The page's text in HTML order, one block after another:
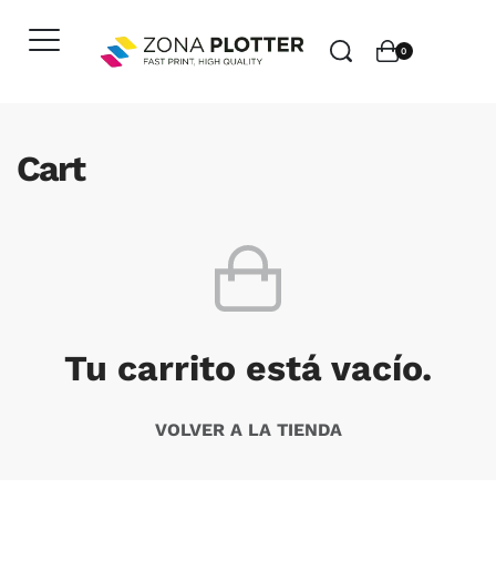
0
Cart
Tu carrito está vacío.
VOLVER A LA TIENDA